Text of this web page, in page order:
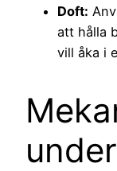
Doft:
att hålla
vill åka i